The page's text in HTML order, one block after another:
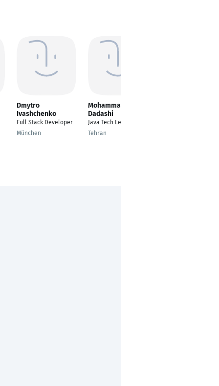
Dmytro
Ivashchenko
Full Stack Developer
München
Mohammad
Dadashi
Java Tech Lead
Tehran